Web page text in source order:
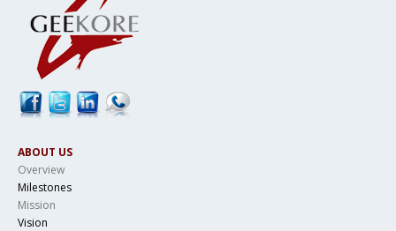
ABOUT US
Overview
Milestones
Mission
Vision